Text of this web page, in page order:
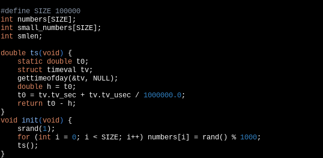
#define SIZE 100000
int
int
int smlen;
double ts(void )
{
static double t0;
struct timeval tv;
    gettimeofday(&tv,
NULL );
double h = t0;
    t0 = tv.tv_sec + tv.tv_usec /
1000000.0;
return t0 - h;
void init (void )
{
    srand(
1 );
for (int i = 0; i < SIZE; i++) numbers[i] = rand() % 1000;
    ts();